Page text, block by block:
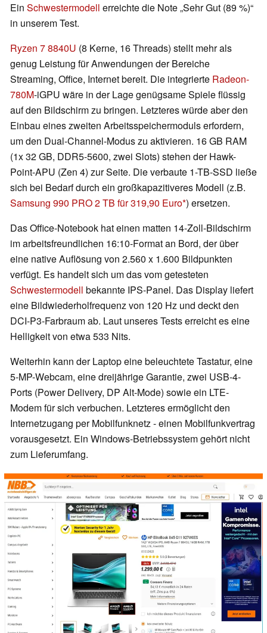
Ein Schwestermodell erreichte die Note „Sehr Gut (89 %)“
in unserem Test.
Ryzen 7 8840U (8 Kerne, 16 Threads) stellt mehr als
genug Leistung für Anwendungen der Bereiche
Streaming, Office, Internet bereit. Die integrierte Radeon-
780M-iGPU wäre in der Lage genügsame Spiele flüssig
auf den Bildschirm zu bringen. Letzteres würde aber den
Einbau eines zweiten Arbeitsspeichermoduls erfordern,
um den Dual-Channel-Modus zu aktivieren. 16 GB RAM
(1x 32 GB, DDR5-5600, zwei Slots) stehen der Hawk-
Point-APU (Zen 4) zur Seite. Die verbaute 1-TB-SSD ließe
sich bei Bedarf durch ein großkapazitiveres Modell (z.B.
Samsung 990 PRO 2 TB für 319,90 Euro ) ersetzen.
Das Office-Notebook hat einen matten 14-Zoll-Bildschirm
im arbeitsfreundlichen 16:10-Format an Bord, der über
eine native Auflösung von 2.560 x 1.600 Bildpunkten
verfügt. Es handelt sich um das vom getesteten
Schwestermodell bekannte IPS-Panel. Das Display liefert
eine Bildwiederholfrequenz von 120 Hz und deckt den
DCI-P3-Farbraum ab. Laut unseres Tests erreicht es eine
Helligkeit von etwa 533 Nits.
Weiterhin kann der Laptop eine beleuchtete Tastatur, eine
5-MP-Webcam, eine dreijährige Garantie, zwei USB-4-
Ports (Power Delivery, DP Alt-Mode) sowie ein LTE-
Modem für sich verbuchen. Letzteres ermöglicht den
Internetzugang per Mobilfunknetz - einen Mobilfunkvertrag
vorausgesetzt. Ein Windows-Betriebssystem gehört nicht
zum Lieferumfang.